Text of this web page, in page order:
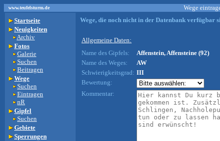
www.teufelsturm.de
Wege
Startseite
Neuigkeiten
Archiv
Fotos
Galerie
Suchen
Beitragen
Wege
Suchen
Eintragen
nR
Gipfel
Suchen
Gebiete
Sperrungen
Wege, die noch nicht in der Datenbank verfügbar
Allgemeine Daten:
Name des Gipfels:
Affenstein, Affensteine (92)
Name des Weges:
AW
Schwierigkeitsgrad: III
Bewertung:
Kommentar: